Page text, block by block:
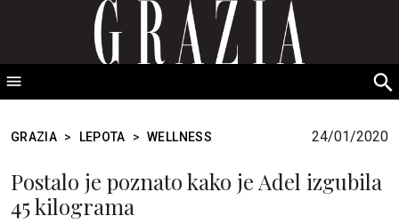
GRAZIA Srbija
GRAZIA > LEPOTA > WELLNESS 24/01/2020
Postalo je poznato kako je Adel izgubila
45 kilograma